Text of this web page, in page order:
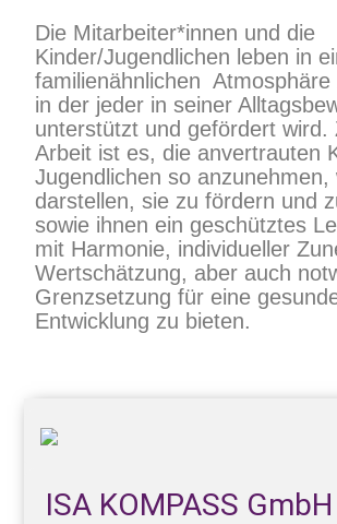
Die Mitarbeiter*innen und die
Kinder/Jugendlichen leben in
familienähnlichen Atmosphäre
in der jeder in seiner
unterstützt und gefördert wird.
Arbeit ist es, die anvertrauten
Jugendlichen so anzunehmen,
darstellen, sie zu fördern und
sowie ihnen ein geschütztes
mit Harmonie, individueller
Wertschätzung, aber auch
Grenzsetzung für eine
Entwicklung zu bieten.
ISA KOMPASS GmbH